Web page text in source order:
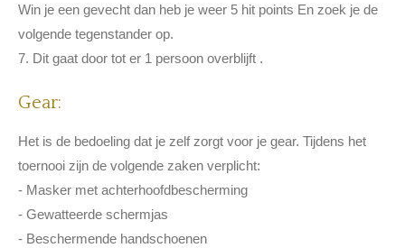
Win je een gevecht dan heb je weer 5 hit points En zoek je de
volgende tegenstander op.
7. Dit gaat door tot er 1 persoon overblijft .
Gear:
Het is de bedoeling dat je zelf zorgt voor je gear. Tijdens het
toernooi zijn de volgende zaken verplicht:
- Masker met achterhoofdbescherming
- Gewatteerde schermjas
- Beschermende handschoenen